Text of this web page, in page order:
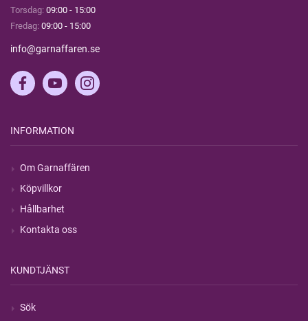
Torsdag: 09:00 - 15:00
Fredag: 09:00 - 15:00
info@garnaffaren.se
INFORMATION
Om Garnaffären
Köpvillkor
Hållbarhet
Kontakta oss
KUNDTJÄNST
Sök